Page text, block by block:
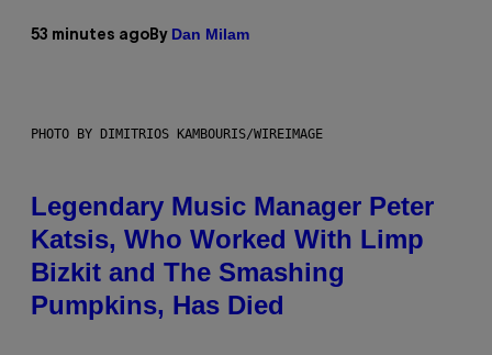
53 minutes ago By Dan Milam
PHOTO BY DIMITRIOS KAMBOURIS/WIREIMAGE
Legendary Music Manager Peter
Katsis, Who Worked With Limp
Bizkit and The Smashing
Pumpkins, Has Died